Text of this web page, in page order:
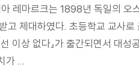
레마르크는 1898년 독일의
고 제대하였다. 초등학교 교사
이상 없다』가 출간되면서 대
가 ...